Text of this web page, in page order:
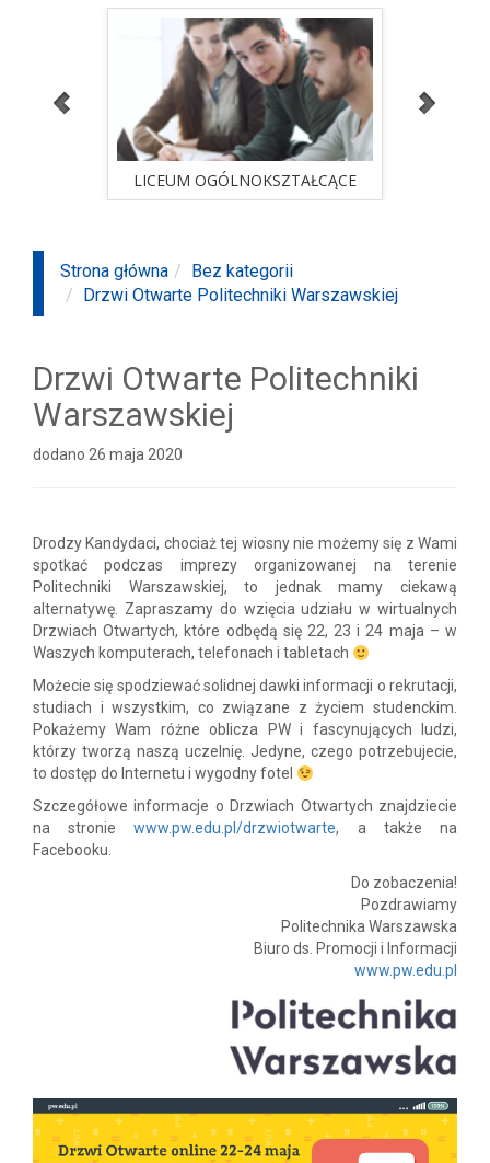
LICEUM OGÓLNOKSZTAŁCĄCE
sprawdź ofertę
LICEUM OGÓLNOKSZTAŁCĄCE
Strona główna
Bez kategorii
Drzwi Otwarte Politechniki Warszawskiej
Drzwi Otwarte Politechniki
Warszawskiej
dodano 26 maja 2020
Drodzy Kandydaci, chociaż tej wiosny nie możemy się z Wami
spotkać podczas imprezy organizowanej na terenie
Politechniki Warszawskiej, to jednak mamy ciekawą
alternatywę. Zapraszamy do wzięcia udziału w wirtualnych
Drzwiach Otwartych, które odbędą się 22, 23 i 24 maja – w
Waszych komputerach, telefonach i tabletach
Możecie się spodziewać solidnej dawki informacji o rekrutacji,
studiach i wszystkim, co związane z życiem studenckim.
Pokażemy Wam różne oblicza PW i fascynujących ludzi,
którzy tworzą naszą uczelnię. Jedyne, czego potrzebujecie,
to dostęp do Internetu i wygodny fotel
Szczegółowe informacje o Drzwiach Otwartych znajdziecie
na stroniewww.pw.edu.pl/drzwiotwarte, a także na
Facebooku.
Do zobaczenia!
Pozdrawiamy
Politechnika Warszawska
Biuro ds. Promocji i Informacji
www.pw.edu.pl